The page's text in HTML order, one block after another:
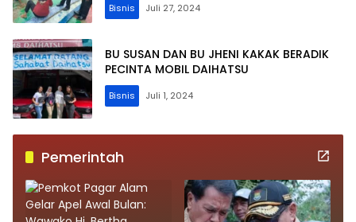
Bisnis Juli 27, 2024
BU SUSAN DAN BU JHENI KAKAK BERADIK
PECINTA MOBIL DAIHATSU
Bisnis Juli 1, 2024
Pemerintah